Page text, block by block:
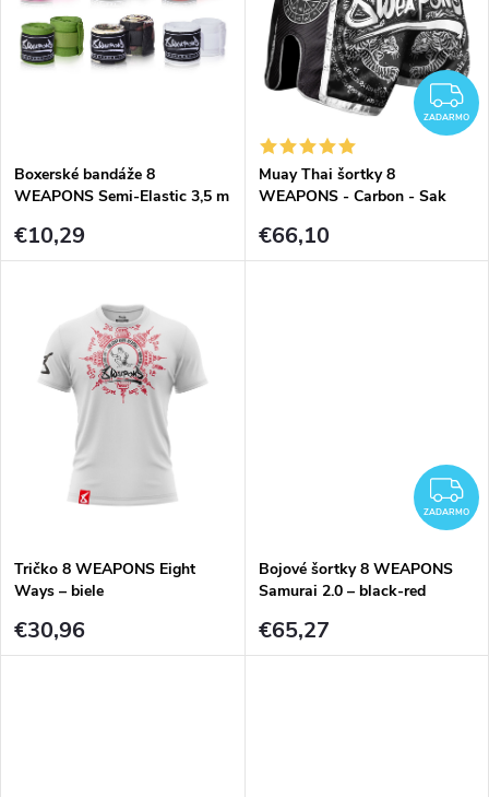
d
t
o
u
t
o
Boxerské bandáže 8
WEAPONS Semi-Elastic 3,5 m
€10,29
ZADARMO
Muay Thai šortky 8
WEAPONS - Carbon - Sak
€66,10
Tričko 8 WEAPONS Eight
Ways – biele
€30,96
ZADARMO
Bojové šortky 8 WEAPONS
Samurai 2.0 – black-red
€65,27